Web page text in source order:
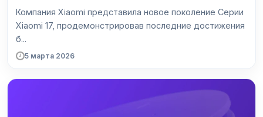
Компания Xiaomi представила новое поколение Серии
Xiaomi 17, продемонстрировав последние достижения
б...
5 марта 2026